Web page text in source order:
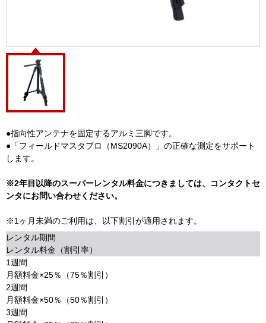
●指向性アンテナを固定するアルミ三脚です。
●「フィールドマスタプロ（MS2090A）」の正確な測定をサポート
します。
※2年目以降のスーパーレンタル料金につきましては、コンタクトセ
ンタにお問い合わせください。
※1ヶ月未満のご利用は、以下割引が適用されます。
レンタル期間
レンタル料金（割引率）
1週間
月額料金×25％（75％割引）
2週間
月額料金×50％（50％割引）
3週間